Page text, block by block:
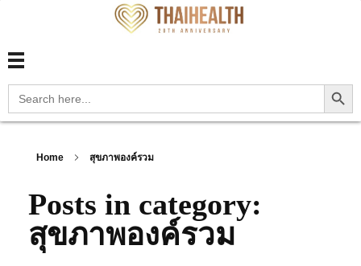
Search
for:
Search Button
Home สุขภาพองค์รวม
Posts in category:
สุขภาพองค์รวม